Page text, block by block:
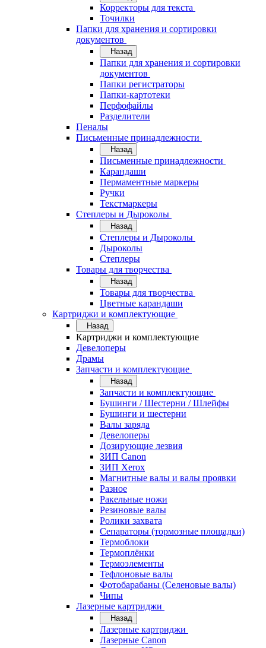
Корректоры для текста
Точилки
Папки для хранения и сортировки
документов
Назад
Папки для хранения и сортировки
документов
Папки регистраторы
Папки-картотеки
Перфофайлы
Разделители
Пеналы
Письменные принадлежности
Назад
Письменные принадлежности
Карандаши
Пермаментные маркеры
Ручки
Текстмаркеры
Степлеры и Дыроколы
Назад
Степлеры и Дыроколы
Дыроколы
Степлеры
Товары для творчества
Назад
Товары для творчества
Цветные карандаши
Картриджи и комплектующие
Назад
Картриджи и комплектующие
Девелоперы
Драмы
Запчасти и комплектующие
Назад
Запчасти и комплектующие
Бушинги / Шестерни / Шлейфы
Бушинги и шестерни
Валы заряда
Девелоперы
Дозирующие лезвия
ЗИП Canon
ЗИП Xerox
Магнитные валы и валы проявки
Разное
Ракельные ножи
Резиновые валы
Ролики захвата
Сепараторы (тормозные площадки)
Термоблоки
Термоплёнки
Термоэлементы
Тефлоновые валы
Фотобарабаны (Селеновые валы)
Чипы
Лазерные картриджи
Назад
Лазерные картриджи
Лазерные Canon